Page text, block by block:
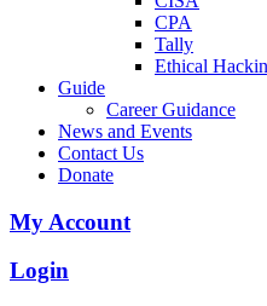
CPA
Tally
Ethical
Guide
Career Guidance
News and Events
Contact Us
Donate
My Account
Login